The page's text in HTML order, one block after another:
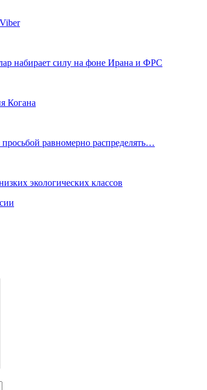
Viber
набирает силу на фоне Ирана и ФРС
Когана
равномерно распределять…
экологических классов